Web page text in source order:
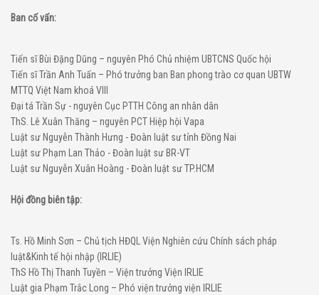
Ban cố vấn:
Tiến sĩ Bùi Đặng Dũng – nguyên Phó Chủ nhiệm UBTCNS Quốc hội
Tiến sĩ Trần Anh Tuấn – Phó trưởng ban Ban phong trào cơ quan UBTW
MTTQ Việt Nam khoá VIII
Đại tá Trần Sự - nguyên Cục PTTH Công an nhân dân
ThS. Lê Xuân Thăng – nguyên PCT Hiệp hội Vapa
Luật sư Nguyễn Thành Hưng - Đoàn luật sư tỉnh Đồng Nai
Luật sư Phạm Lan Thảo - Đoàn luật sư BR-VT
Luật sư Nguyễn Xuân Hoàng - Đoàn luật sư TP.HCM
Hội đồng biên tập:
Ts. Hồ Minh Sơn – Chủ tịch HĐQL Viện Nghiên cứu Chính sách pháp
luật&Kinh tế hội nhập (IRLIE)
ThS Hồ Thị Thanh Tuyền – Viện trưởng Viện IRLIE
Luật gia Phạm Trắc Long – Phó viện trưởng viện IRLIE